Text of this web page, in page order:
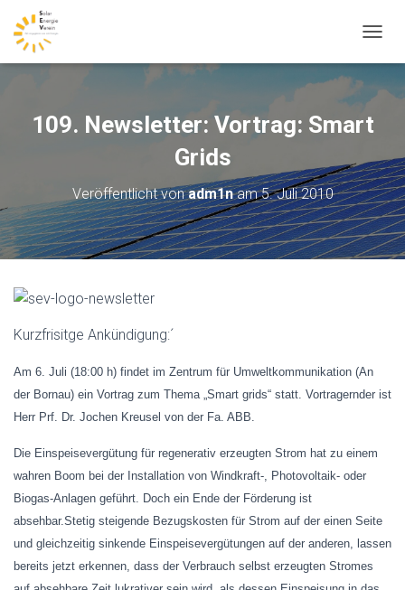
A
I
A
I
O
N
U
M
S
N
109. Newsletter: Vortrag: Smart
Grids
Veröffentlicht vonadm1nam5. Juli 2010
Kurzfrisitge Ankündigung:´
Am 6. Juli (18:00 h) findet im Zentrum für Umweltkommunikation (An
der Bornau) ein Vortrag zum Thema „Smart grids“ statt. Vortragernder ist
Herr Prf. Dr. Jochen Kreusel von der Fa. ABB.
Die Einspeisevergütung für regenerativ erzeugten Strom hat zu einem
wahren Boom bei der Installation von Windkraft-, Photovoltaik- oder
Biogas-Anlagen geführt. Doch ein Ende der Förderung ist
absehbar.Stetig steigende Bezugskosten für Strom auf der einen Seite
und gleichzeitig sinkende Einspeisevergütungen auf der anderen, lassen
bereits jetzt erkennen, dass der Verbrauch selbst erzeugten Stromes